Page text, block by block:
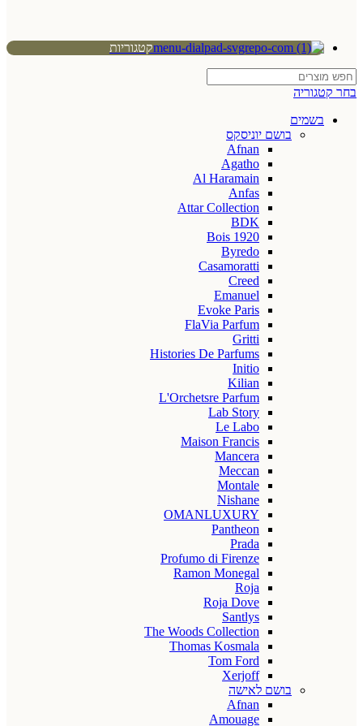
קטגוריות
בחר קטגוריה
בשמים
בושם יוניסקס
Afnan
Agatho
Al Haramain
Anfas
Attar Collection
BDK
Bois 1920
Byredo
Casamoratti
Creed
Emanuel
Evoke Paris
FlaVia Parfum
Gritti
Histories De Parfums
Initio
Kilian
L'Orchetsre Parfum
Lab Story
Le Labo
Maison Francis
Mancera
Meccan
Montale
Nishane
OMANLUXURY
Pantheon
Prada
Profumo di Firenze
Ramon Monegal
Roja
Roja Dove
Santlys
The Woods Collection
Thomas Kosmala
Tom Ford
Xerjoff
בושם לאישה
Afnan
Amouage